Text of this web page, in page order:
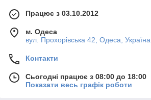
Працює з 03.10.2012
м. Одеса
вул. Прохорівська 42, Одеса, Україна
Контакти
Сьогодні працює з 08:00 до 18:00
Показати весь графік роботи